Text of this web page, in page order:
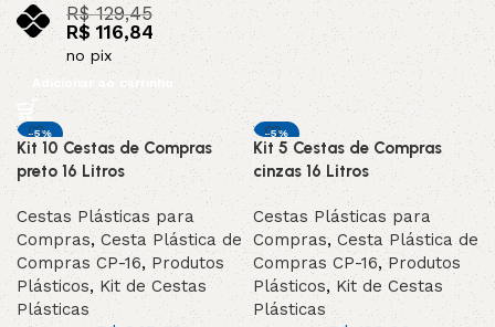
R$129,45
R$ 116,84
no pix
Adicionar ao carrinho
-5%
INDISPONIVEL /
SOB ENCOMEND
Kit 10 Cestas de Compras
preto 16 Litros
Cestas Plásticas para
Compras, Cesta Plástica de
Compras CP-16, Produtos
Plásticos, Kit de Cestas
Plásticas
-5%
INDISPONIVEL /
SOB ENCOMEND
A
Kit 5 Cestas de Compras
cinzas 16 Litros
Cestas Plásticas para
Compras, Cesta Plástica de
Compras CP-16,Produtos
Plásticos, Kit de Cestas
Plásticas